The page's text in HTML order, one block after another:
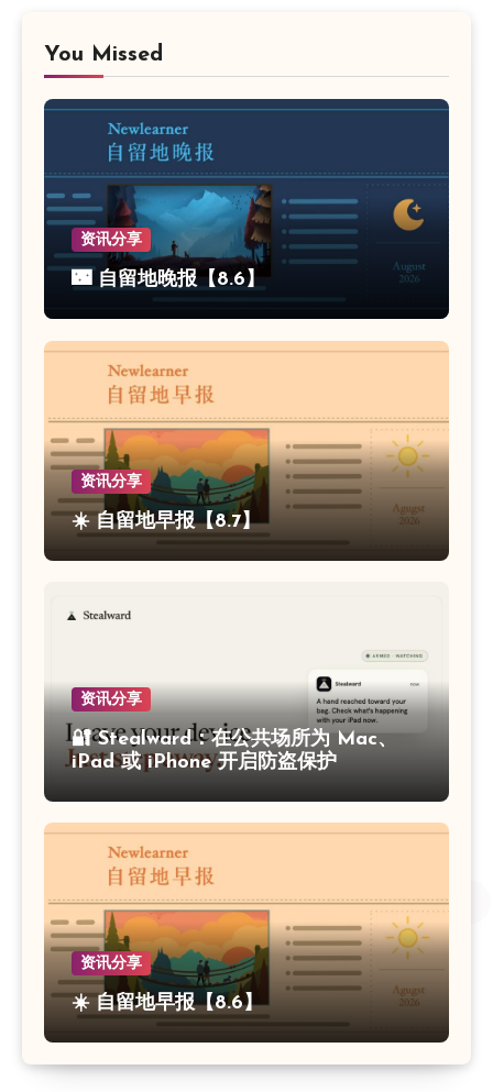
You Missed
资讯分享
🌃 自留地晚报【8.6】
资讯分享
☀️ 自留地早报【8.7】
资讯分享
🔐 Stealward：在公共场所为 Mac、
iPad 或 iPhone 开启防盗保护
资讯分享
☀️ 自留地早报【8.6】